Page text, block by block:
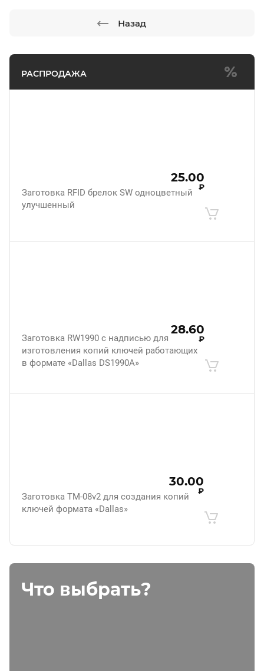
РАСПРОДАЖА
Заготовка RFID брелок SW одноцветный
улучшенный
25.00
₽
Заготовка RW1990 с надписью для
изготовления копий ключей работающих
в формате «Dallas DS1990A»
28.60
₽
Заготовка ТМ-08v2 для создания копий
ключей формата «Dallas»
30.00
₽
Что выбрать?
Назад